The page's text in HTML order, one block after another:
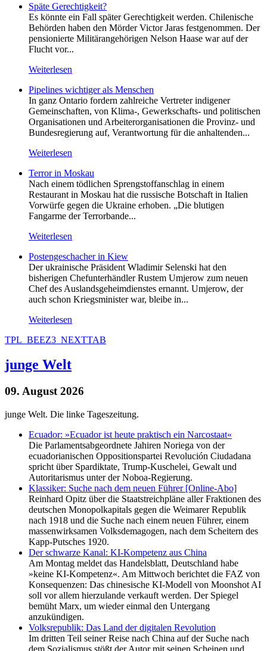
Späte Gerechtigkeit?
Es könnte ein Fall später Gerechtigkeit werden. Chilenische
Behörden haben den Mörder Victor Jaras festgenommen. Der
pensionierte Militärangehörigen Nelson Haase war auf der
Flucht vor...
Weiterlesen
Pipelines wichtiger als Menschen
In ganz Ontario fordern zahlreiche Vertreter indigener
Gemeinschaften, von Klima-, Gewerkschafts- und politischen
Organisationen und Arbeiterorganisationen die Provinz- und
Bundesregierung auf, Verantwortung für die anhaltenden...
Weiterlesen
Terror in Moskau
Nach einem tödlichen Sprengstoffanschlag in einem
Restaurant in Moskau hat die russische Botschaft in Italien
Vorwürfe gegen die Ukraine erhoben. „Die blutigen
Fangarme der Terrorbande...
Weiterlesen
Postengeschacher in Kiew
Der ukrainische Präsident Wladimir Selenski hat den
bisherigen Chefunterhändler Rustem Umjerow zum neuen
Chef des Auslandsgeheimdienstes ernannt. Umjerow, der
auch schon Kriegsminister war, bleibe in...
Weiterlesen
TPL_BEEZ3_NEXTTAB
junge Welt
09. August 2026
junge Welt. Die linke Tageszeitung.
Ecuador: »Ecuador ist heute praktisch ein Narcostaat«
Die Parlamentsabgeordnete Jahiren Noriega von der
ecuadorianischen Oppositionspartei Revolución Ciudadana
spricht über Spardiktate, Trump-Kuschelei, Gewalt und
Autoritarismus unter der Noboa-Regierung.
Klassiker: Suche nach dem neuen Führer [Online-Abo]
Reinhard Opitz über die Staatstreichpläne aller Fraktionen des
deutschen Monopolkapitals gegen die Weimarer Republik
nach 1918 und die Suche nach einem neuen Führer, einem
massenwirksamen Volksdemagogen, nach dem Scheitern des
Kapp-Putsches 1920.
Der schwarze Kanal: KI-Kompetenz aus China
Am Montag meldet das Handelsblatt, Deutschland habe
»keine KI-Kompetenz«. Am Mittwoch berichtet die FAZ von
Konsequenzen: Das chinesische KI-Modell von Moonshot AI
soll vor allem hierzulande verkauft werden. Der Spiegel
bemüht Marx, um wieder einmal den Untergang
anzukündigen.
Volksrepublik: Das Land der digitalen Revolution
Im dritten Teil seiner Reise nach China auf der Suche nach
dem Sozialismus stößt der Autor mit seinen Scheinen und